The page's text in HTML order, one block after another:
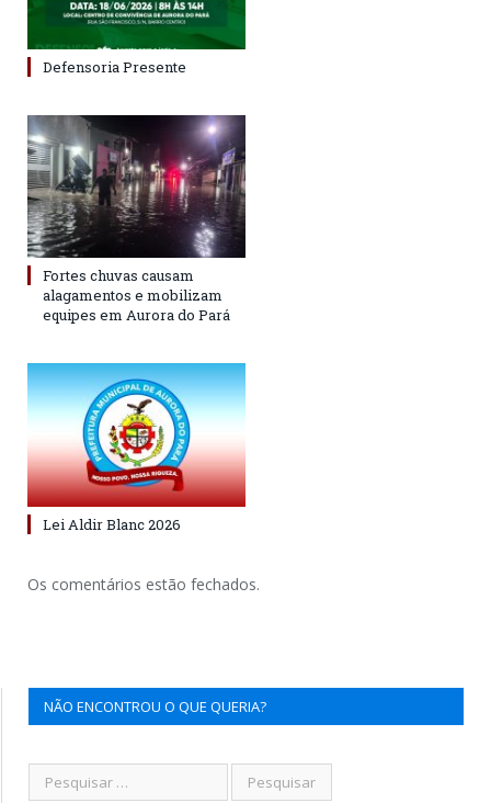
Defensoria Presente
Fortes chuvas causam
alagamentos e mobilizam
equipes em Aurora do Pará
Lei Aldir Blanc 2026
Os comentários estão fechados.
NÃO ENCONTROU O QUE QUERIA?